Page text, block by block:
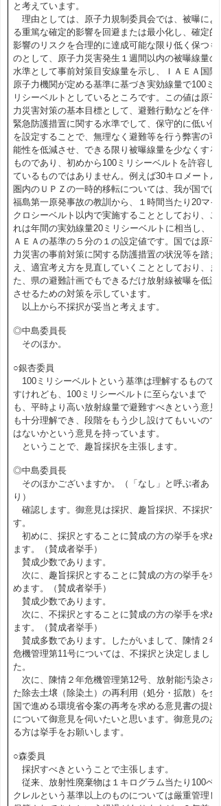
と考えています。
理由としては、原子力規制委員会では、被曝によ
る重篤な確定的影響を回避または最小化し、確定的
影響のリスクを合理的に達成可能な限り低く保つも
のとして、原子力災害発生１週間以内の被曝線量の
水準として事前対策目安線量を示し、ＩＡＥＡ国際
原子力機関が定める基準に基づき実効線量で100ミ
リシーベルトとしているところです。この値は原子
力災害対策の基本目標として、避難行動などを伴う
緊急防護措置に関する水準でして、保守的に低い値
を設定することで、無理なく避難等を行う弊害の可
能性を低減させ、できる限り被曝線量を少なくする
ものであり、初めから100ミリシーベルトを許容し
ているものではありません。例えば30キロメートル
圏内のＵＰＺの一時的移転については、我が国では
福島第一原発事故の教訓から、１時間当たり20マイ
クロシーベルト以内で実施することとしており、こ
れは年間の実効線量20ミリシーベルトに相当し、Ｉ
ＡＥＡの基準の５分の１の設定値です。国では原子
力災害の事前対策に関する防護措置の状況等を踏ま
え、適宜考え方を見直していくこととしており、ま
た、県の避難計画でもできるだけ放射線被曝を低減
させるための対策を示しています。
以上から不採択が妥当と考えます。
◎中島委員長
そのほか。
○銀杏委員
100ミリシーベルトという基準は理解するもので
すけれども、100ミリシーベルトに至らないまで
も、平時より高い放射線量で避難すべきという意見
も十分理解でき、段階をもう少し設けてもいいので
はないかという意見を持っています。
ということで、趣旨採択を主張します。
◎中島委員長
そのほかございますか。（「なし」と呼ぶ者あ
り）
確認します。御意見は採択、趣旨採択、不採択で
す。
初めに、採択とすることに賛成の方の挙手を求め
ます。（賛成者挙手）
賛成少数であります。
次に、趣旨採択とすることに賛成の方の挙手を求
めます。（賛成者挙手）
賛成少数であります。
次に、不採択とすることに賛成の方の挙手を求め
ます。（賛成者挙手）
賛成多数であります。したがいまして、陳情２年
危機管理第11号については、不採択と決定しまし
た。
次に、陳情２年危機管理第12号、放射能汚染され
た除去土壌（除染土）の再利用（処分・拡散）を全
国で進める環境省令案の再考を求める意見書の提出
について御意見を伺いたいと思います。御意見のあ
る方は挙手をお願いします。
○森委員
採択すべきということで主張します。
従来、放射性廃棄物は１キログラム当たり100ベ
クレルという基準以上のものについては厳重管理し